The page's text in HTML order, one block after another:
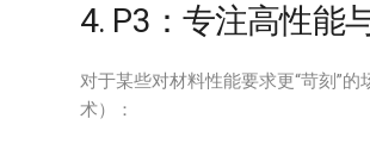
4. P3：专注高性能
对于某些对材料性能要求更“苛刻”
术）：